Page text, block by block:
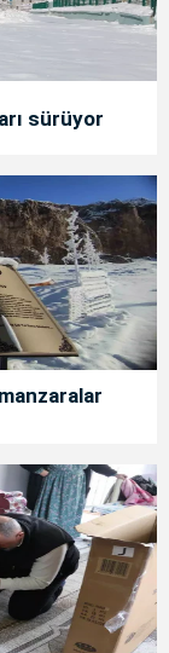
sürüyor